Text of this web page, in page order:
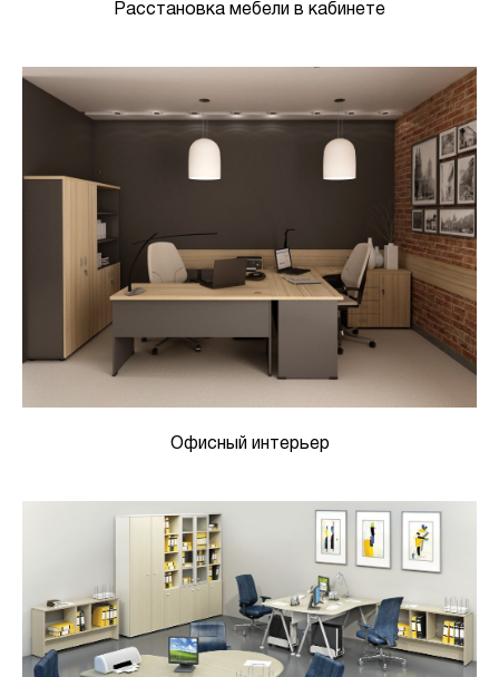
Расстановка мебели в кабинете
Офисный интерьер